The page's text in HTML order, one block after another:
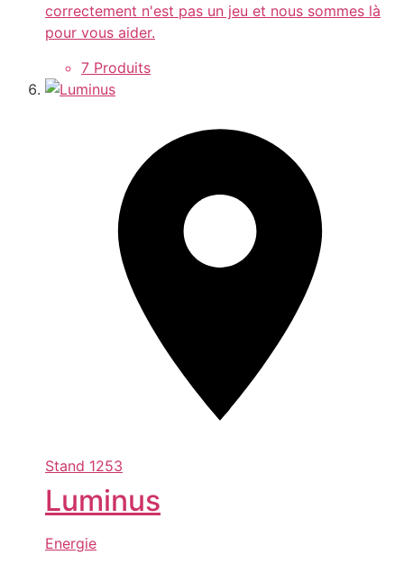
correctement n'est pas un jeu et nous sommes là
pour vous aider.
7 Produits
Stand 1253
Luminus
Energie